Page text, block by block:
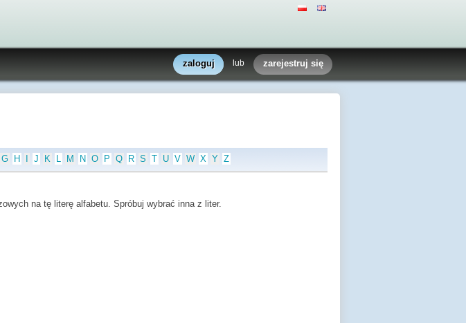
zaloguj lub zarejestruj się
G H J K L M N O P Q R S T U V W X Y Z
na tę literę alfabetu. Spróbuj wybrać inna z liter.